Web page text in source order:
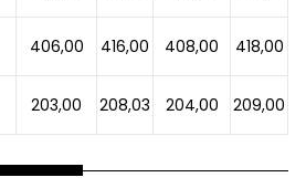
406,00 416,00 408,00 418,00
203,00 208,03 204,00 209,00